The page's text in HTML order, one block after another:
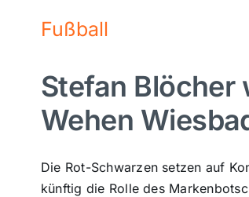
Fußball
Stefan Blöcher
Wehen
Die Rot-Schwarzen setzen auf
künftig die Rolle des